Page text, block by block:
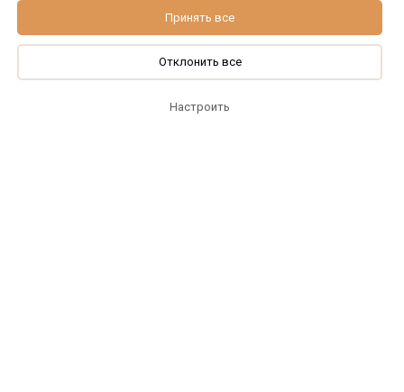
Принять все
Отклонить все
Настроить